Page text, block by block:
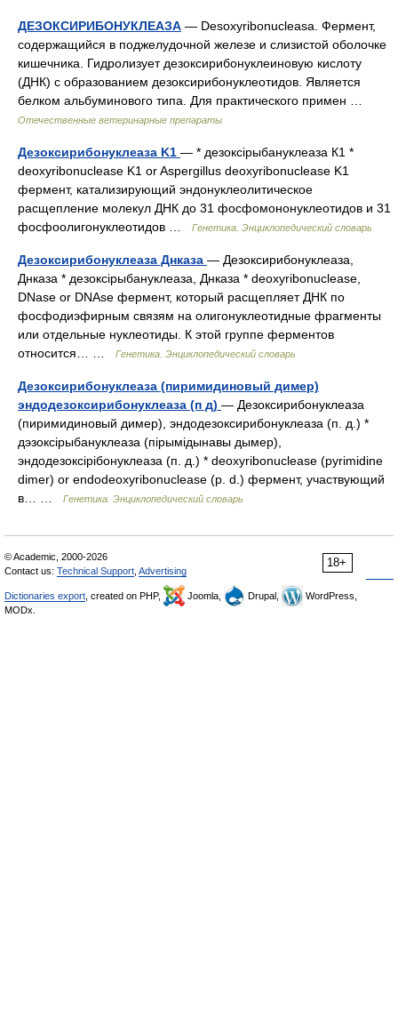
ДЕЗОКСИРИБОНУКЛЕАЗА — Desoxyribonucleasa. Фермент,
содержащийся в поджелудочной железе и слизистой оболочке
кишечника. Гидролизует дезоксирибонуклеиновую кислоту
(ДНК) с образованием дезоксирибонуклеотидов. Является
белком альбуминового типа. Для практического примен …
Отечественные ветеринарные препараты
Дезоксирибонуклеаза K1 — * дезоксірыбануклеаза К1 *
deoxyribonuclease K1 or Aspergillus deoxyribonuclease K1
фермент, катализирующий эндонуклеолитическое
расщепление молекул ДНК до 31 фосфомононуклеотидов и 31
фосфоолигонуклеотидов …
Генетика. Энциклопедический словарь
Дезоксирибонуклеаза Днказа — Дезоксирибонуклеаза,
Днказа * дезоксірыбануклеаза, Днказа * deoxyribonuclease,
DNase or DNAse фермент, который расщепляет ДНК по
фосфодиэфирным связям на олигонуклеотидные фрагменты
или отдельные нуклеотиды. К этой группе ферментов
относится… …
Генетика. Энциклопедический словарь
Дезоксирибонуклеаза (пиримидиновый димер)
эндодезоксирибонуклеаза (п д) — Дезоксирибонуклеаза
(пиримидиновый димер), эндодезоксирибонуклеаза (п. д.) *
дэзоксірыбануклеаза (пірымідынавы дымер),
эндодезоксірібонуклеаза (п. д.) * deoxyribonuclease (pyrimidine
dimer) or endodeoxyribonuclease (p. d.) фермент, участвующий
в… …
Генетика. Энциклопедический словарь
18+
© Academic, 2000-2026
Contact us: Technical Support Advertising
Dictionaries export , created on PHP, Joomla, Drupal,
WordPress,
MODx.